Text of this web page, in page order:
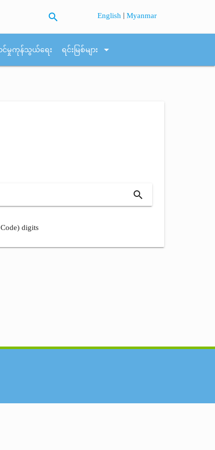
search English |Myanmar
င်မှုကုန်သွယ်ရေး ရင်းမြစ်များ arrow_drop_down
search
digits